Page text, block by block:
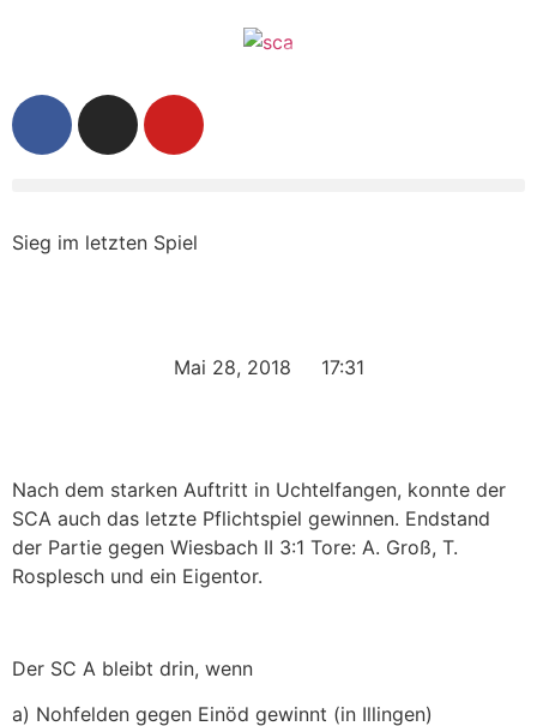
Sieg im letzten Spiel
Mai 28, 2018 17:31
Nach dem starken Auftritt in Uchtelfangen, konnte der
SCA auch das letzte Pflichtspiel gewinnen. Endstand
der Partie gegen Wiesbach II 3:1 Tore: A. Groß, T.
Rosplesch und ein Eigentor.
Der SC A bleibt drin, wenn
a) Nohfelden gegen Einöd gewinnt (in Illingen)